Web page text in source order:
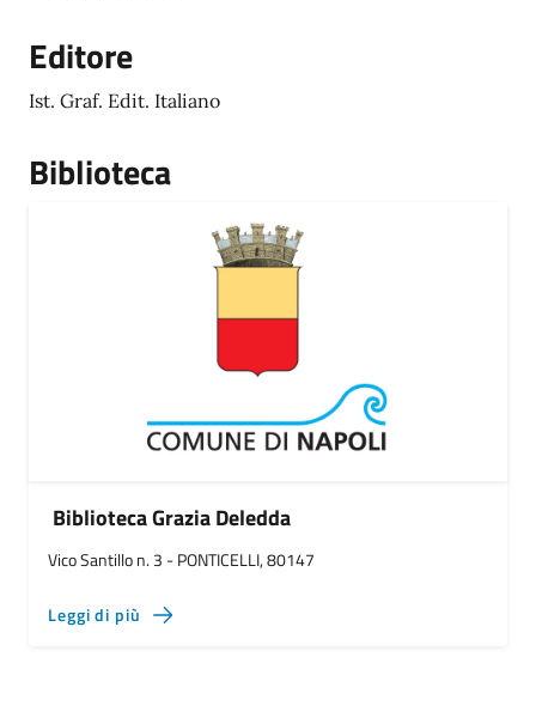
Editore
Ist. Graf. Edit. Italiano
Biblioteca
Biblioteca Grazia Deledda
Vico Santillo n. 3 - PONTICELLI, 80147
Leggi di più